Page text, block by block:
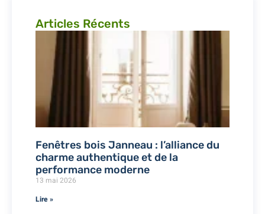
Articles Récents
Fenêtres bois Janneau : l’alliance du
charme authentique et de la
performance moderne
13 mai 2026
Lire »